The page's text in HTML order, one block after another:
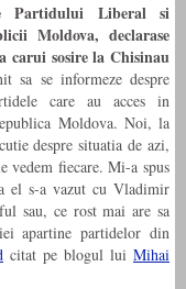
Partidului Liberal si
Moldova, declarase
carui sosire la Chisinau
sa se informeze despre
care au acces in
Moldova. Noi, la
despre situatia de azi,
vedem fiecare. Mi-a spus
el s-a vazut cu Vladimir
sau, ce rost mai are sa
apartine partidelor din
citat pe blogul lui Mihai